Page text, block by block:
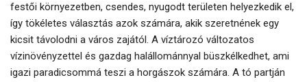
festői környezetben, csendes, nyugodt területen helyezkedik el,
így tökéletes választás azok számára, akik szeretnének egy
kicsit távolodni a város zajától. A víztározó változatos
vízinövényzettel és gazdag halállománnyal büszkélkedhet, ami
igazi paradicsommá teszi a horgászok számára. A tó partján